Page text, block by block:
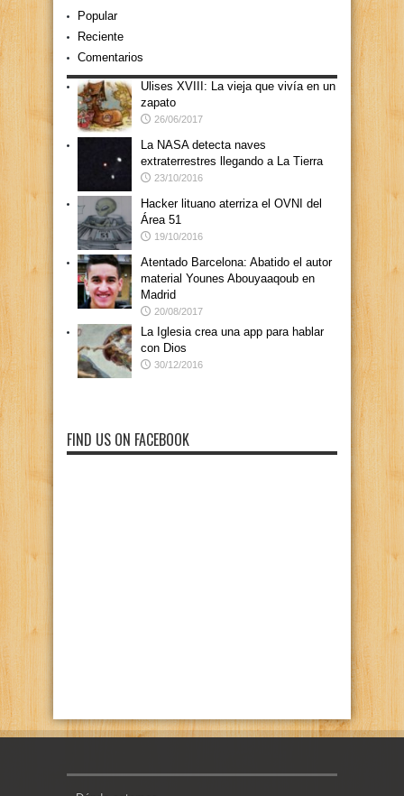
Popular
Reciente
Comentarios
Ulises XVIII: La vieja que vivía en un
zapato
26/06/2017
La NASA detecta naves
extraterrestres llegando a La Tierra
23/10/2016
Hacker lituano aterriza el OVNI del
Área 51
19/10/2016
Atentado Barcelona: Abatido el autor
material Younes Abouyaaqoub en
Madrid
20/08/2017
La Iglesia crea una app para hablar
con Dios
30/12/2016
FIND US ON FACEBOOK